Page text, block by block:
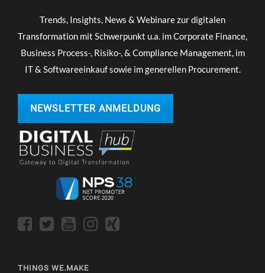
Trends, Insights, News & Webinare zur digitalen
Transformation mit Schwerpunkt u.a. im Corporate Finance,
Business Process-, Risiko-, & Compliance Management, im
IT & Softwareeinkauf sowie im generellen Procurement.
NEWSLETTER ANMELDUNG
THINGS WE.MAKE